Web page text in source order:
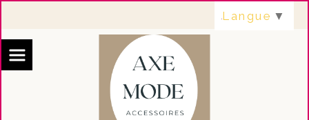
Langue ▼
Panneau de gestion des cookies